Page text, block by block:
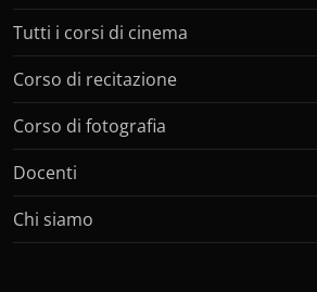
Tutti i corsi di cinema
Corso di recitazione
Corso di fotografia
Docenti
Chi siamo